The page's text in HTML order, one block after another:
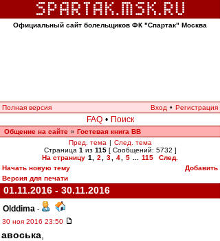
Официальный сайт болельщиков ФК "Спартак" Москва
Полная версия Вход • Регистрация
FAQ • Поиск
Общение на сайте » Гостевая книга ВВ
Пред. тема | След. тема
Страница 1 из 115[ Сообщений: 5732 ]
На страницу 1 2 3 4 5 115
След.
Начать новую тему
Добавить
Версия для печати
01.11.2016 - 30.11.2016
Olddima -
30 ноя 2016 23:50
авоська